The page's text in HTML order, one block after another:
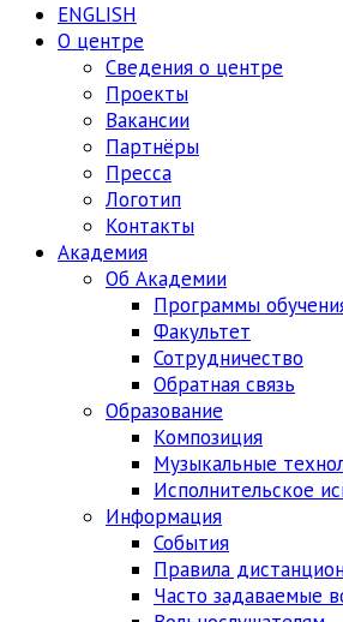
ENGLISH
О центре
Сведения о центре
Проекты
Вакансии
Партнёры
Пресса
Логотип
Контакты
Академия
Об Академии
Программы
Факультет
Сотрудничество
Обратная связь
Образование
Композиция
Музыкальные
Исполнительское
Информация
События
Правила
Часто задаваемые